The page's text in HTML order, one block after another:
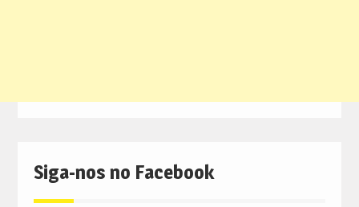
Siga-nos no Facebook